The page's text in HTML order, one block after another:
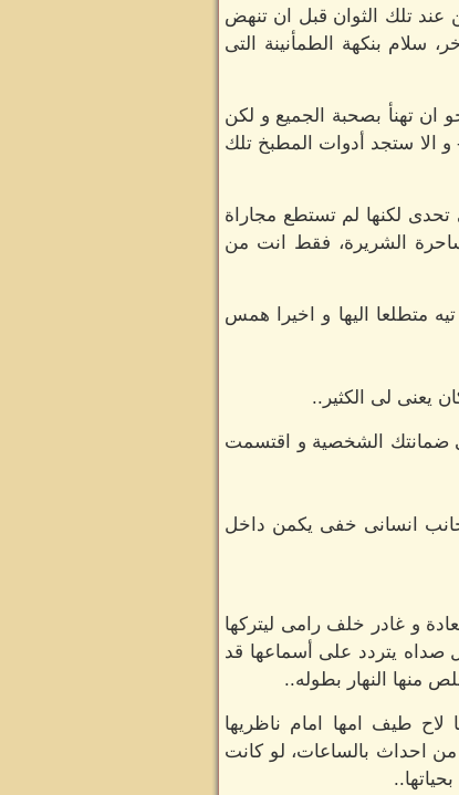
عند تلك الثوان قبل ان تنهض
سلام بنكهة الطمأنينة التى
ان تهنأ بصحبة الجميع و لكن
الا ستجد أدوات المطبخ تلك
لكنها لم تستطع مجاراة
الشريرة، فقط انت من
متطلعا اليها و اخيرا همس
يعنى لى الكثير..
ضمانتك الشخصية و اقتسمت
جانب انسانى خفى يكمن داخل
و غادر خلف رامى ليتركها
صداه يتردد على أسماعها قد
منها النهار بطوله..
لاح طيف امها امام ناظريها
من احداث بالساعات، لو كانت